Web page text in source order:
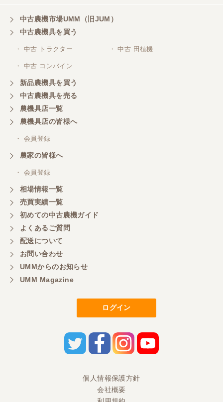
三重県／山本
対応ありがとうございました。
三重県／山本
共立シュレッターを受け取りました。 状態は問題な
く、エンジンも調子がよさそうです。 ありがとうご
ざいました。
三重県／
嫌な顔をせずに一生懸命頑張ってくれる中山さんに
感謝しています。ここで3台買いましたが、これから
もよろしくお願いしたいです。
三重県／
初めてコンバインを買いに行ったのですが、とても
明るい方に担当していただき細かく説明して下さっ
てとても嬉しかったです。
担当さんの説明が丁寧で分かりやすく、急な要望に
も迅速に対応して頂き非常に助かりました。
三重県／
中古農機市場UMM（旧JUM）
中古農機具を買う
・ 中古 トラクター ・ 中古 田植機
・ 中古 コンバイン
新品農機具を買う
中古農機具を売る
農機具店一覧
農機具店の皆様へ
・ 会員登録
農家の皆様へ
・ 会員登録
相場情報一覧
売買実績一覧
初めての中古農機ガイド
よくあるご質問
配送について
お問い合わせ
UMMからのお知らせ
UMM Magazine
ログイン
個人情報保護方針
会社概要